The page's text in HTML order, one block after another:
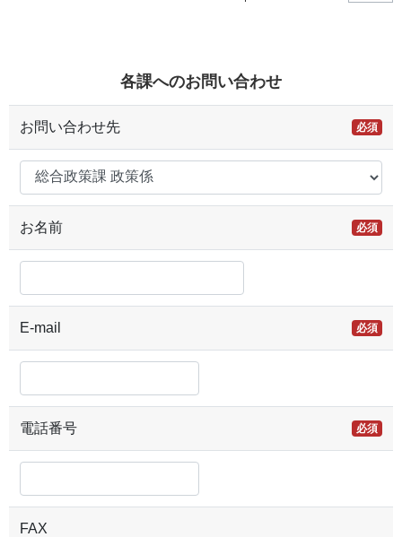
各課へのお問い合わせ
お問い合わせ先 必須
お名前 必須
E-mail 必須
電話番号 必須
FAX